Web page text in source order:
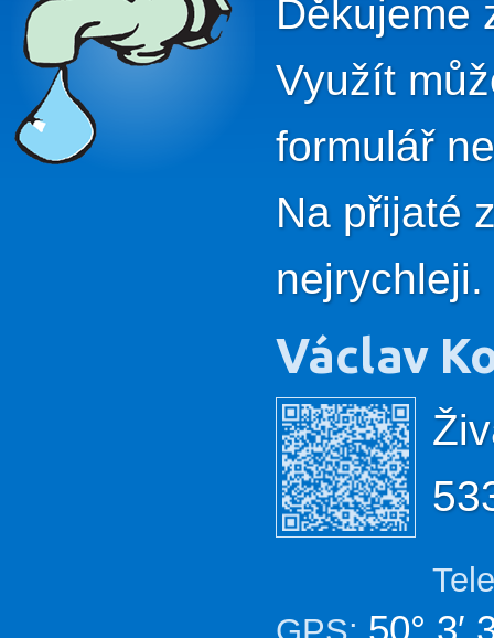
Děkujeme
Využít
formulář
Na přijaté
nejrychleji.
Václav
50° 3′